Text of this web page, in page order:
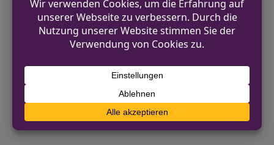
müssen.
Verkehrsunfall in Hattingen: Eine Person
NÄCHSTER BEITRAG
Verkehrsunfall in Werne mit einer
leichtverletzten Person